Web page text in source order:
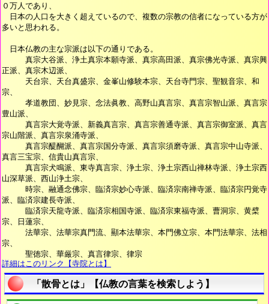
０万人であり、
日本の人口を大きく超えているので、複数の宗教の信者になっている方が
多いと思われる。
日本仏教の主な宗派は以下の通りである。
真宗大谷派、浄土真宗本願寺派、真宗高田派、真宗佛光寺派、真宗興
正派、真宗木辺派、
天台宗、天台真盛宗、金峯山修験本宗、天台寺門宗、聖観音宗、和
宗、
孝道教団、妙見宗、念法眞教、高野山真言宗、真言宗智山派、真言宗
豊山派、
真言宗大覚寺派、新義真言宗、真言宗善通寺派、真言宗御室派、真言
宗山階派、真言宗泉涌寺派、
真言宗醍醐派、真言宗国分寺派、真言宗須磨寺派、真言宗中山寺派、
真言三宝宗、信貴山真言宗、
真言宗犬鳴派、東寺真言宗、浄土宗、浄土宗西山禅林寺派、浄土宗西
山深草派、西山浄土宗、
時宗、融通念佛宗、臨済宗妙心寺派、臨済宗南禅寺派、臨済宗円覚寺
派、臨済宗建長寺派、
臨済宗天龍寺派、臨済宗相国寺派、臨済宗東福寺派、曹洞宗、黄檗
宗、日蓮宗、
法華宗、法華宗真門流、顯本法華宗、本門佛立宗、本門法華宗、法相
宗、
聖徳宗、華厳宗、真言律宗、律宗
詳細はこのリンク【寺院とは】
「散骨とは」【仏教の言葉を検索しよう】